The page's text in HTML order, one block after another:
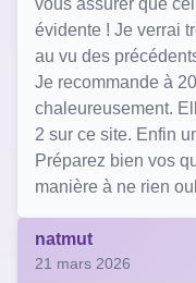
évidente ! Je verrai
au vu des
Je recommande à
chaleureusement.
2 sur ce site. Enfin
Préparez bien vos
manière à ne rien
natmut
21 mars 2026